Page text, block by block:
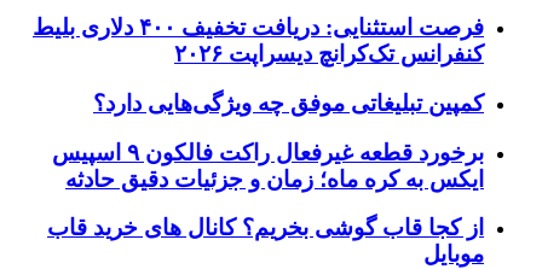
فرصت استثنایی: دریافت تخفیف ۴۰۰ دلاری بلیط
کنفرانس تک‌کرانچ دیسراپت ۲۰۲۶
کمپین تبلیغاتی موفق چه ویژگی‌هایی دارد؟
برخورد قطعه غیرفعال راکت فالکون ۹ اسپیس
ایکس به کره ماه؛ زمان و جزئیات دقیق حادثه
از کجا قاب گوشی بخریم؟ کانال های خرید قاب
موبایل